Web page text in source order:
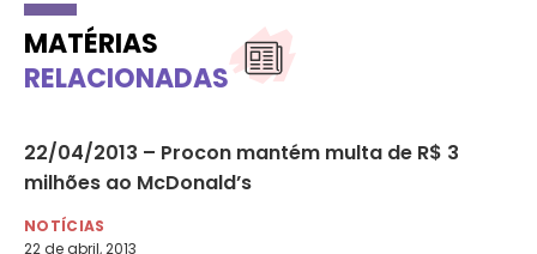
MATÉRIAS
RELACIONADAS
22/04/2013 – Procon mantém multa de R$ 3
milhões ao McDonald’s
NOTÍCIAS
22 de abril, 2013